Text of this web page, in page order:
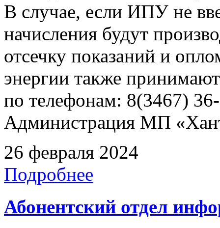
В случае, если ИПУ не
начисления будут
отсечку показаний и
энергии также
по телефонам: 8(3467)
Администрация МП
26 февраля 2024
Подробнее
Абонентский отдел